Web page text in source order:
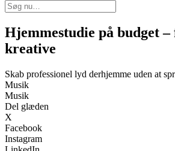
Hjemmestudie på budget –
kreative
Skab professionel lyd derhjemme uden at
Musik
Musik
Del glæden
X
Facebook
Instagram